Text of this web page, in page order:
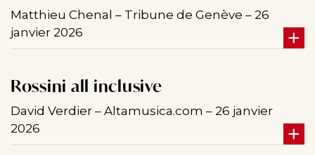
Matthieu Chenal – Tribune de Genève – 26
janvier 2026
Rossini all inclusive
David Verdier – Altamusica.com – 26 janvier
2026